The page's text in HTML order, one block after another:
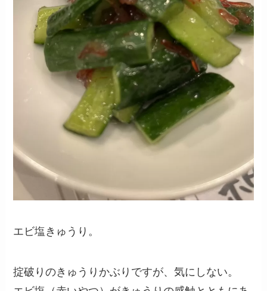
エビ塩きゅうり。
掟破りのきゅうりかぶりですが、気にしない。